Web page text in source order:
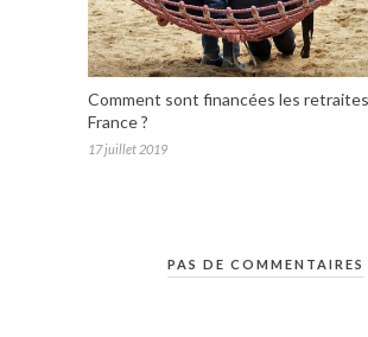
Comment sont financées les
France ?
17 juillet 2019
PAS DE COMMENTAIRES